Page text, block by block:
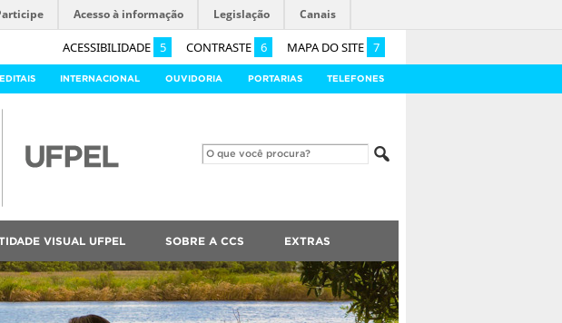
ACESSIBILIDADE 5 CONTRASTE 6 MAPA DO SITE 7
Acesso à informação Legislação Canais
EDITAIS INTERNACIONAL OUVIDORIA PORTARIAS TELEFONES
VISUAL UFPEL SOBRE A CCS EXTRAS